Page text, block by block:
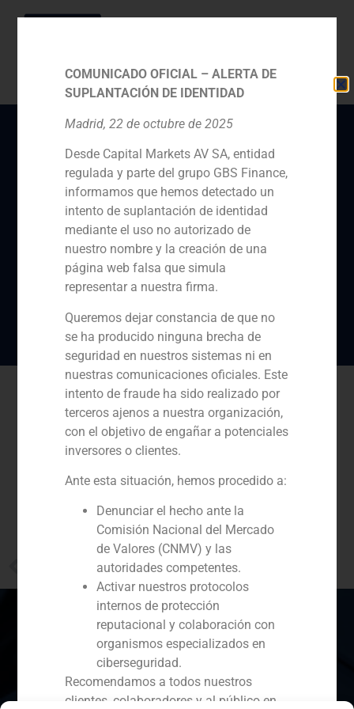
GBS Finance asesora a
Next Capital en la venta
de Mediterráneo
Servicios de Gestión
Integral a Skyline
Ventures
Recomendaciones de Javier Navarro para invertir el último trimestre del año
Portugal
Ecuador Perú Chile China
COMUNICADO OFICIAL – ALERTA DE
SUPLANTACIÓN DE IDENTIDAD
Madrid, 22 de octubre de 2025
Desde Capital Markets AV SA, entidad
regulada y parte del grupo GBS Finance,
informamos que hemos detectado un
intento de suplantación de identidad
mediante el uso no autorizado de
nuestro nombre y la creación de una
página web falsa que simula
representar a nuestra firma.
Queremos dejar constancia de que no
se ha producido ninguna brecha de
seguridad en nuestros sistemas ni en
nuestras comunicaciones oficiales. Este
intento de fraude ha sido realizado por
terceros ajenos a nuestra organización,
con el objetivo de engañar a potenciales
inversores o clientes.
Ante esta situación, hemos procedido a:
Denunciar el hecho ante la
Comisión Nacional del Mercado
de Valores (CNMV) y las
autoridades competentes.
Activar nuestros protocolos
internos de protección
reputacional y colaboración con
organismos especializados en
ciberseguridad.
Recomendamos a todos nuestros
clientes, colaboradores y al público en